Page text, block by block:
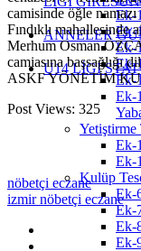
ANNELER
U14 LİGİ
Ek-
Ek-
Ek-
Ek-
Ek-
Ek-
Yetiştirme
Ek-
Ek-
Kulüp
Ek-
Ek-
Ek-
Ek-
camisinde öğle namazı
Fındıklı mahallesinde
Merhum Osman
camiasına başsağlığı
ASKF YÖNETİM
Post Views: 325
nöbetçi eczane
izmir nöbetçi eczane